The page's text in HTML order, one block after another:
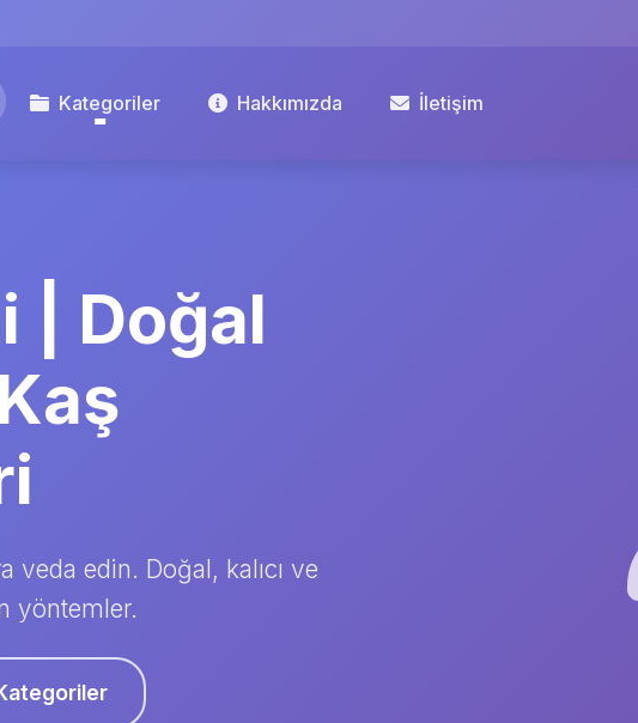
Kategoriler Hakkımızda İletişim
| Doğal
veda edin. Doğal, kalıcı ve
yöntemler.